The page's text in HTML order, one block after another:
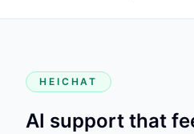
HEICHAT
AI support that